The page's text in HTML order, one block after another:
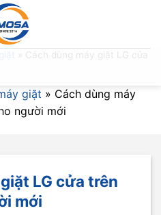
Cách dùng máy giặt LG cửa
giặt » Cách dùng máy
người mới
LG cửa trên
mới